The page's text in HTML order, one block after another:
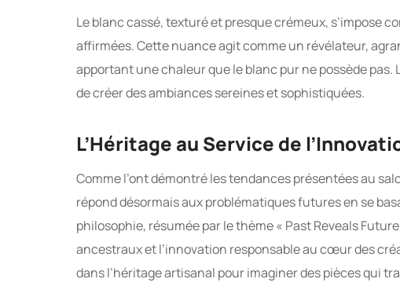
Le blanc cassé, texturé et presque crémeux, s’impose
affirmées. Cette nuance agit comme un révélateur,
apportant une chaleur que le blanc pur ne possède
de créer des ambiances sereines et sophistiquées.
L’Héritage au Service de
Comme l’ont démontré les tendances présentées au
répond désormais aux problématiques futures en se
philosophie, résumée par le thème « Past Reveals
ancestraux et l’innovation responsable au cœur des
dans l’héritage artisanal pour imaginer des pièces qui